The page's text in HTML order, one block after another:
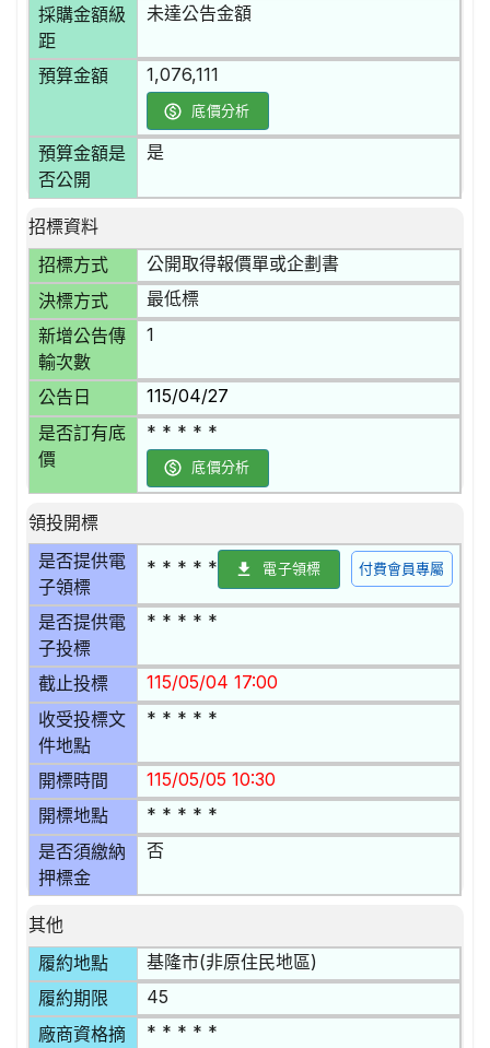
採購金額級
距
未達公告金額
預算金額 1,076,111
底價分析
預算金額是
否公開
是
招標資料
招標方式
公開取得報價單或企劃書
決標方式 最低標
新增公告傳
輸次數
1
公告日 115/04/27
是否訂有底
價
* * * * *
底價分析
領投開標
是否提供電
子領標
* * * * * 電子領標 付費會員專屬
是否提供電
子投標
* * * * *
截止投標 115/05/04 17:00
收受投標文
件地點
* * * * *
開標時間 115/05/05 10:30
開標地點 * * * * *
是否須繳納
押標金
否
其他
履約地點
基隆市(非原住民地區)
履約期限 45
廠商資格摘
* * * * *